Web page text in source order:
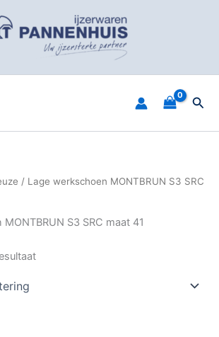
/ Lage werkschoen MONTBRUN S3 SRC
S3 SRC maat 41